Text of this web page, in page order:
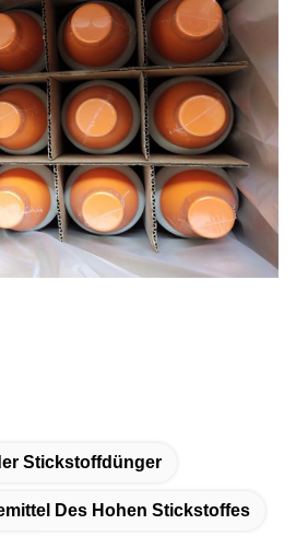
Stickstoffdünger
Des Hohen Stickstoffes